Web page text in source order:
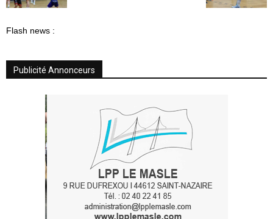
Flash news :
Publicité Annonceurs